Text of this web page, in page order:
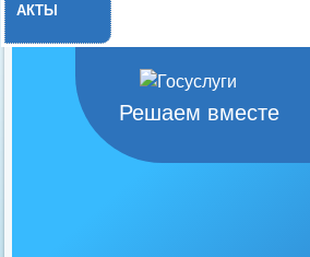
АКТЫ
Решаем вместе